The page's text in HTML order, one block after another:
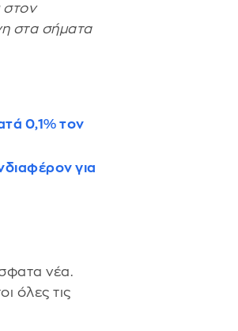
στον
στα σήματα
0,1% τον
για
νέα.
όλες τις